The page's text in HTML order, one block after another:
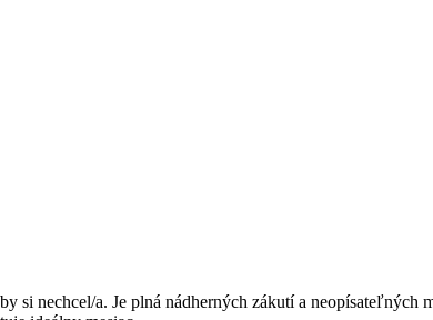
nechcel/a. Je plná nádherných zákutí a neopísateľných